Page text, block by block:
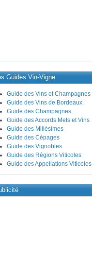
Guides Vin-Vigne
Guide des Vins et Champagnes
Guide des Vins de Bordeaux
Guide des Champagnes
Guide des Accords Mets et Vins
Guide des Millésimes
Guide des Cépages
Guide des Vignobles
Guide des Régions Viticoles
Guide des Appellations Viticoles